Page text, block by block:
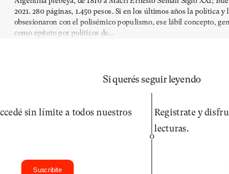
2021. 280 páginas, 1.450 pesos. Si en los últimos años la política y
obsesionaron con el polisémico populismo, ese lábil concepto,
como epíteto por políticos de...
Si querés seguir leyendo
sin límite a todos nuestros
Suscribite
O
Registrate y
lecturas.